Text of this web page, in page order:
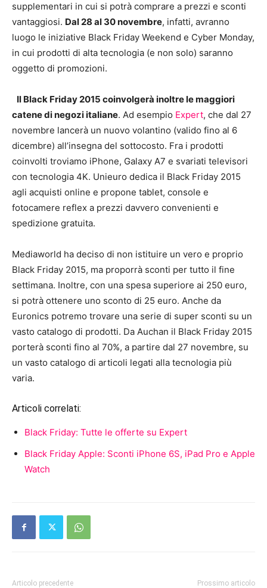
supplementari in cui si potrà comprare a prezzi e sconti
vantaggiosi. Dal 28 al 30 novembre, infatti, avranno
luogo le iniziative Black Friday Weekend e Cyber Monday,
in cui prodotti di alta tecnologia (e non solo) saranno
oggetto di promozioni.
Il Black Friday 2015 coinvolgerà inoltre le maggiori
catene di negozi italiane. Ad esempio Expert, che dal 27
novembre lancerà un nuovo volantino (valido fino al 6
dicembre) all’insegna del sottocosto. Fra i prodotti
coinvolti troviamo iPhone, Galaxy A7 e svariati televisori
con tecnologia 4K. Unieuro dedica il Black Friday 2015
agli acquisti online e propone tablet, console e
fotocamere reflex a prezzi davvero convenienti e
spedizione gratuita.
Mediaworld ha deciso di non istituire un vero e proprio
Black Friday 2015, ma proporrà sconti per tutto il fine
settimana. Inoltre, con una spesa superiore ai 250 euro,
si potrà ottenere uno sconto di 25 euro. Anche da
Euronics potremo trovare una serie di super sconti su un
vasto catalogo di prodotti. Da Auchan il Black Friday 2015
porterà sconti fino al 70%, a partire dal 27 novembre, su
un vasto catalogo di articoli legati alla tecnologia più
varia.
Articoli correlati:
Black Friday: Tutte le offerte su Expert
Black Friday Apple: Sconti iPhone 6S, iPad Pro e Apple
Watch
Articolo precedente Prossimo articolo